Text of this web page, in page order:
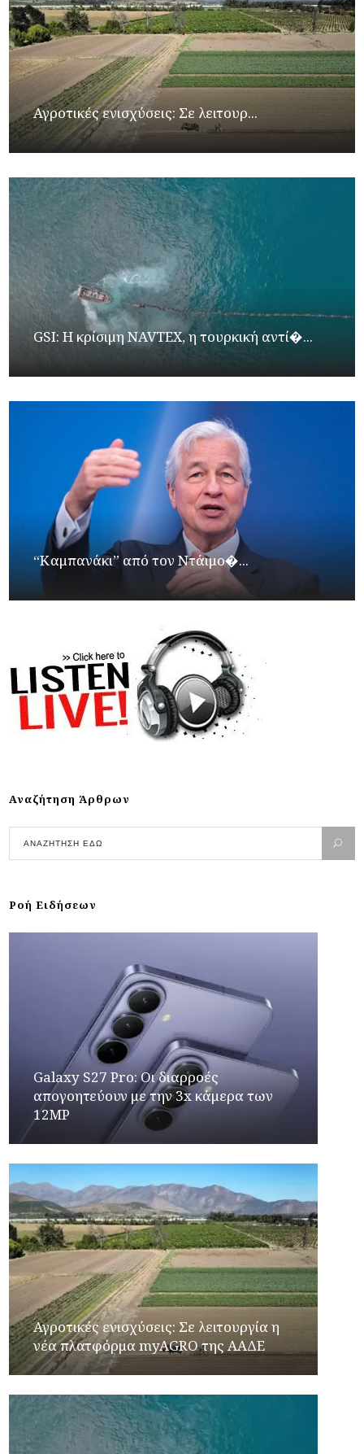
Αγροτικές ενισχύσεις: Σε λειτουρ...
GSI: Η κρίσιμη NAVTEX, η τουρκική αντί�...
“Καμπανάκι” από τον Ντάιμο�...
Αναζήτηση Άρθρων
Ροή Ειδήσεων
Galaxy S27 Pro: Οι διαρροές
απογοητεύουν με την 3x κάμερα των
12MP
Αγροτικές ενισχύσεις: Σε λειτουργία η
νέα πλατφόρμα myAGRO της ΑΑΔΕ